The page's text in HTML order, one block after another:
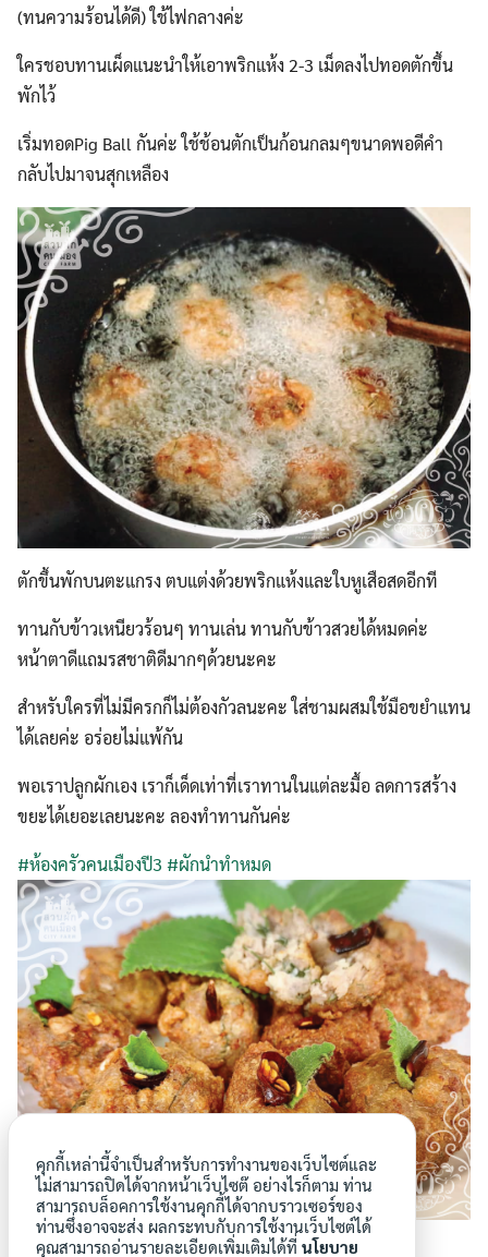
Search
for:
Search
(ทนความร้อนได้ดี) ใช้ไฟกลางค่ะ
ใครชอบทานเผ็ดแนะนำให้เอาพริกแห้ง 2-3 เม็ดลงไปทอดตักขึ้น
พักไว้
เริ่มทอดPig Ball กันค่ะ ใช้ช้อนตักเป็นก้อนกลมๆขนาดพอดีคำ
กลับไปมาจนสุกเหลือง
ตักขึ้นพักบนตะแกรง ตบแต่งด้วยพริกแห้งและใบหูเสือสดอีกที
ทานกับข้าวเหนียวร้อนๆ ทานเล่น ทานกับข้าวสวยได้หมดค่ะ
หน้าตาดีแถมรสชาติดีมากๆด้วยนะคะ
สำหรับใครที่ไม่มีครกก็ไม่ต้องกัวลนะคะ ใส่ชามผสมใช้มือขยำแทน
ได้เลยค่ะ อร่อยไม่แพ้กัน
พอเราปลูกผักเอง เราก็เด็ดเท่าที่เราทานในแต่ละมื้อ ลดการสร้าง
ขยะได้เยอะเลยนะคะ ลองทำทานกันค่ะ
#ห้องครัวคนเมืองปี3 #ผักนำทำหมด
คุกกี้เหล่านี้จำเป็นสำหรับการทำงานของเว็บไซต์และ
ไม่สามารถปิดได้จากหน้าเว็บไซต๊ อย่างไรก็ตาม ท่าน
สามารถบล็อคการใช้งานคุกกี้ได้จากบราวเซอร์ของ
ท่านซึ่งอาจจะส่ง ผลกระทบกับการใช้งานเว็บไซต์ได้
คุณสามารถอ่านรายละเอียดเพิ่มเติมได้ที่ นโยบาย